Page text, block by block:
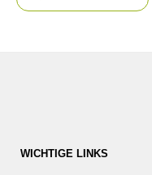
WICHTIGE LINKS